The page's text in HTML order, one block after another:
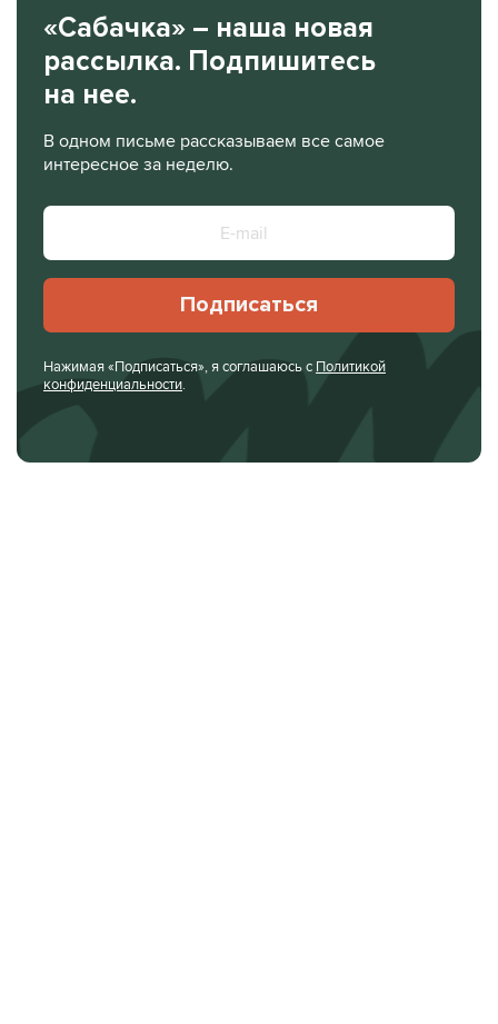
«Сабачка» – наша новая
рассылка. Подпишитесь
на нее.
В одном письме рассказываем все самое
интересное за неделю.
Подписаться
Нажимая «Подписаться», я соглашаюсь с Политикой
конфиденциальности.